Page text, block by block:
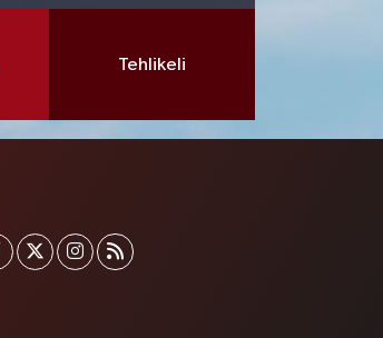
Tehlikeli